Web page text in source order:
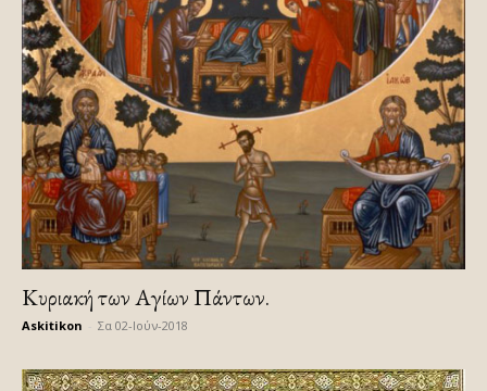
Κυριακή των Αγίων Πάντων.
Askitikon Σα 02-Ιούν-2018